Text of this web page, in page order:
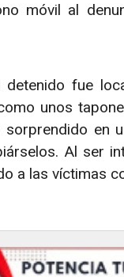
móvil al
detenido fue
unos
sorprendido en
Al ser
a las víctimas